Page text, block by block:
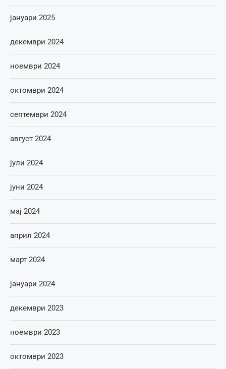
јануари 2025
декември 2024
ноември 2024
октомври 2024
септември 2024
август 2024
јули 2024
јуни 2024
мај 2024
април 2024
март 2024
јануари 2024
декември 2023
ноември 2023
октомври 2023